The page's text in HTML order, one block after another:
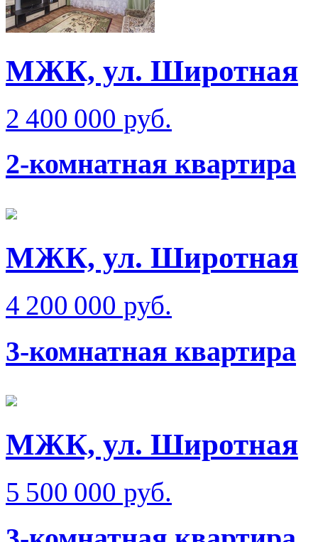
МЖК, ул. Широтная
2 400 000 руб.
2-комнатная квартира
МЖК, ул. Широтная
4 200 000 руб.
3-комнатная квартира
МЖК, ул. Широтная
5 500 000 руб.